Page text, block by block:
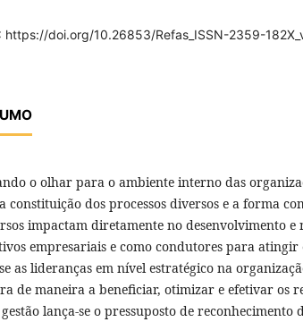
https://doi.org/10.26853/Refas_ISSN-2359-
o olhar para o ambiente interno das
constituição dos processos diversos e a forma
impactam diretamente no desenvolvimento e
empresariais e como condutores para atingir
as lideranças em nível estratégico na
de maneira a beneficiar, otimizar e efetivar os
lança-se o pressuposto de reconhecimento